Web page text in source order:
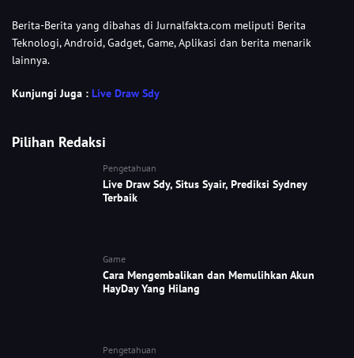
Berita-Berita yang dibahas di Jurnalfakta.com meliputi Berita
Teknologi, Android, Gadget, Game, Aplikasi dan berita menarik
lainnya.
Kunjungi Juga : Live Draw Sdy
Pilihan Redaksi
Pengetahuan
Live Draw Sdy, Situs Syair, Prediksi Sydney
Terbaik
Game
Cara Mengembalikan dan Memulihkan Akun
HayDay Yang Hilang
Pengetahuan